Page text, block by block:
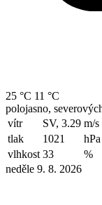
25 °C 11 °C
polojasno,
vítr
SV, 3.29 m/s
tlak
1021
hPa
vlhkost 33
%
neděle 9. 8. 2026